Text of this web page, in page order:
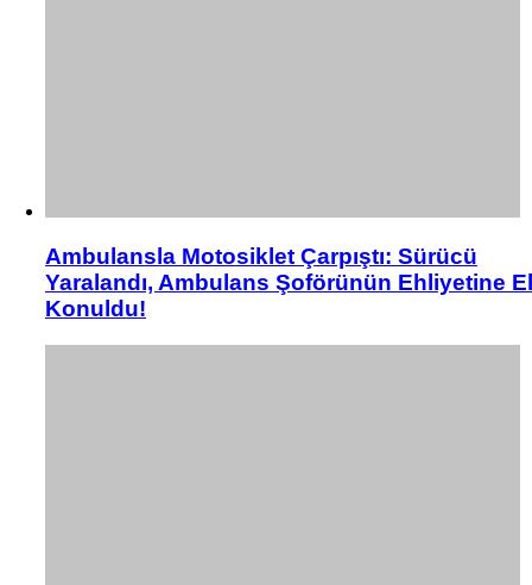
Ambulansla Motosiklet Çarpıştı: Sürücü
Yaralandı, Ambulans Şoförünün Ehliyetine El
Konuldu!